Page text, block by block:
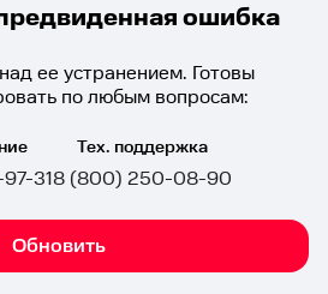
ошибка
ее устранением. Готовы
по любым вопросам:
31
Тех. поддержка
8 (800) 250-08-90
Обновить